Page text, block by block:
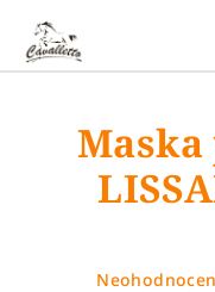
obsah
Průměrné